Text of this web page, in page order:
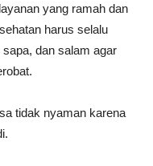
yang ramah dan
harus selalu
dan salam agar
tidak nyaman karena